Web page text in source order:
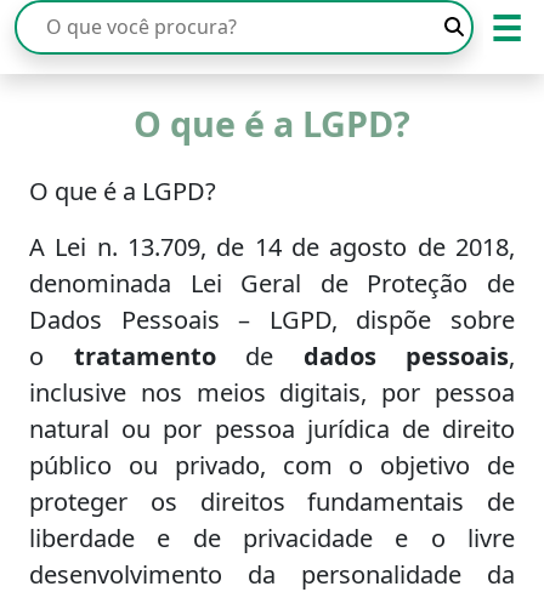
☰
O que é a LGPD?
O que é a LGPD?
A Lei n. 13.709, de 14 de agosto de 2018,
denominada Lei Geral de Proteção de
Dados Pessoais – LGPD, dispõe sobre
o tratamentode dados pessoais,
inclusive nos meios digitais, por pessoa
natural ou por pessoa jurídica de direito
público ou privado, com o objetivo de
proteger os direitos fundamentais de
liberdade e de privacidade e o livre
desenvolvimento da personalidade da